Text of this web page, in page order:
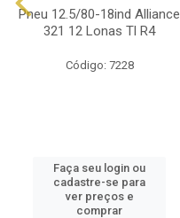
Pneu 12.5/80-18ind Alliance
321 12 Lonas Tl R4
Código: 7228
Faça seu login ou
cadastre-se para
ver preços e
comprar